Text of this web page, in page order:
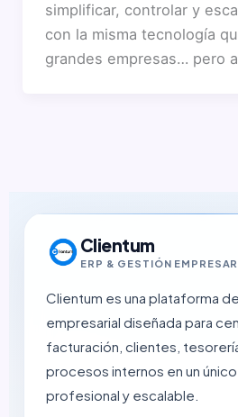
simplificar, controlar y
con la misma tecnología
grandes empresas… pero
Clientum
ERP & GESTIÓN
Clientum es una plataforma
empresarial diseñada para
facturación, clientes,
procesos internos en un
profesional y escalable.